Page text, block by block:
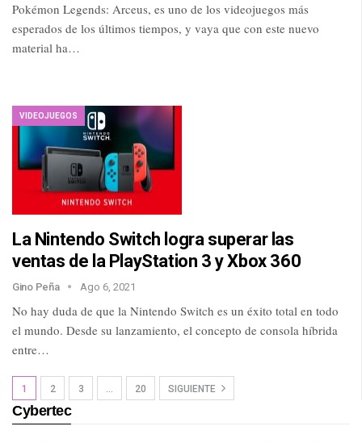
Pokémon Legends: Arceus, es uno de los videojuegos más
esperados de los últimos tiempos, y vaya que con este nuevo
material ha…
VIDEOJUEGOS
La Nintendo Switch logra superar las
ventas de la PlayStation 3 y Xbox 360
Gino Peña Ago 6, 2021
No hay duda de que la Nintendo Switch es un éxito total en todo
el mundo. Desde su lanzamiento, el concepto de consola híbrida
entre…
1 2 3 20 SIGUIENTE
Cybertec